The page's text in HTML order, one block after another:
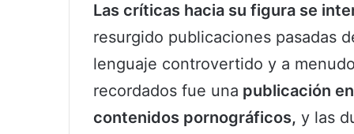
Las críticas hacia su figura se
resurgido publicaciones pasadas
lenguaje controvertido y a
recordados fue una publicación
contenidos pornográficos, y las